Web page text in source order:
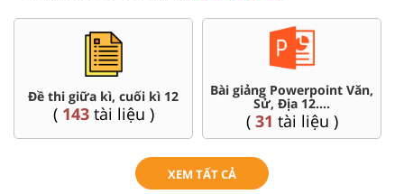
Đề thi giữa kì, cuối kì 12
( 143tài liệu )
Bài giảng Powerpoint Văn,
Sử, Địa 12....
( 31 tài liệu )
XEM TẤT CẢ